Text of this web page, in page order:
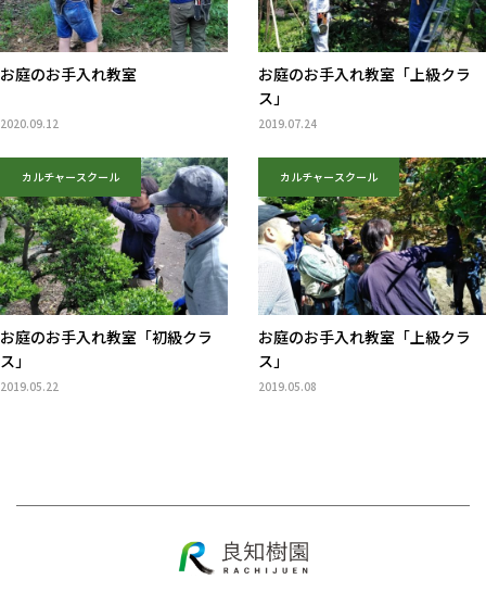
お庭のお手入れ教室
2020.09.12
お庭のお手入れ教室「上級クラ
ス」
2019.07.24
カルチャースクール
お庭のお手入れ教室「初級クラ
ス」
2019.05.22
カルチャースクール
お庭のお手入れ教室「上級クラ
ス」
2019.05.08